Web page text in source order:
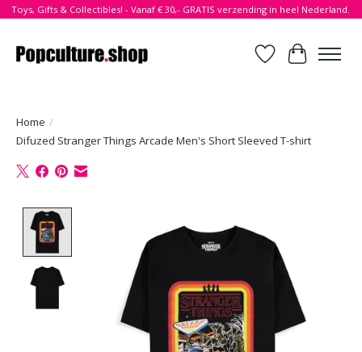
Toys, Gifts & Collectibles! - Vanaf € 30,- GRATIS verzending in heel Nederland.
Verlanglijst
Home /
Difuzed Stranger Things Arcade Men's Short Sleeved T-shirt